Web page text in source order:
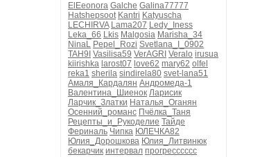
ElEeonora Galche Galina77777
Hatshepsoot Kantri Katyuscha
LECHIRVA Lama207 Ledy_Iness
Leka_66 Lkis Malgosia Marisha_34
NinaL Pepel_Rozi Svetlana_I_0902
TAH9I Vasilisa59 VerAGRI Veralo irusua
kiirishka larost07 love62 mary62 olfel
reka1 sherila sindirela80 svet-lana51
Амаля_Кардалян Андромеда-1
Валентина_Шиенок Ларисик
Ларчик_Златки Наталья_Оганян
Осенний_романс Пчёлка_Таня
Рецепты_и_Рукоделие Тайде
Фериналь Чипка ЮЛЕЧКА82
Юлия_Дорошкова Юлия_Литвинюк
бекарчик интервал прогресссссс